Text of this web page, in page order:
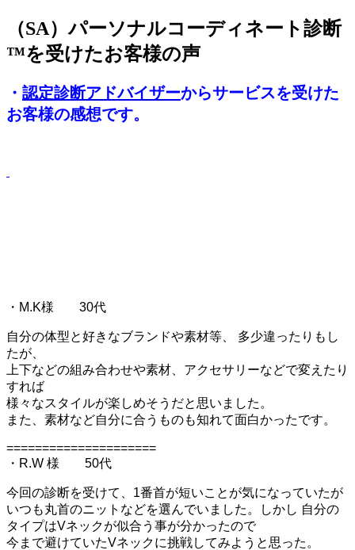
jpca.co
（SA）パーソナルコーディネート診断
™を受けたお客様の声
・ 認定診断アドバイザーからサービスを受けた
お客様の感想です。
・M.K様 30代
自分の体型と好きなブランドや素材等、 多少違ったりもし
たが、
上下などの組み合わせや素材、アクセサリ ーなどで変えたり
すれば
様々なスタイルが楽しめそうだと思いました。
また、素材など自分に合うものも知れて面白かったです。
=====================
・R.W 様 50代
今回の診断を受けて、1番首が短いことが気になっていたが
いつも丸首のニットなどを選んでいました。しかし 自分の
タイプはVネックが似合う事が分かったので
今まで避けていたVネックに挑戦してみようと思った。